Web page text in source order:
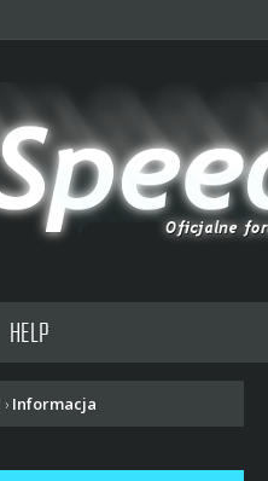
HELP
› Informacja